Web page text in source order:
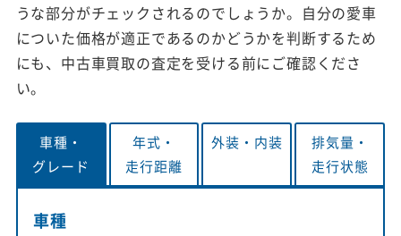
うな部分がチェックされるのでしょうか。自分の愛車
についた価格が適正であるのかどうかを判断するため
にも、中古車買取の査定を受ける前にご確認くださ
い。
車種・
グレード
年式・
走行距離
外装・ 内装
排気量・
走行状態
車種